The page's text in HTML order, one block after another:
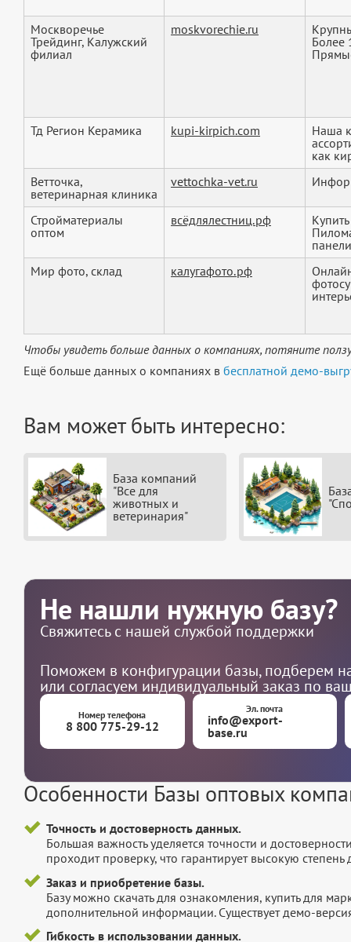
Москворечье
Трейдинг, Калужский
филиал
moskvorechie.ru
Более
Тд Регион Керамика kupi-kirpich.com
Наша
как
Ветточка,
ветеринарная клиника
vettochka-vet.ru
Стройматериалы
оптом
всёдлялестниц.рф
Мир фото, склад
калугафото.рф
Чтобы увидеть больше данных о компаниях, потяните
Ещё больше данных о компаниях в бесплатной демо-
Вам может быть интересно:
База компаний
"Все для
животных и
ветеринария"
Не нашли нужную базу?
Свяжитесь с нашей службой поддержки
Поможем в конфигурации базы, подберем
или согласуем индивидуальный заказ по
Номер телефона
8 800 775-29-12
Эл. почта
info@export-
base.ru
Особенности Базы оптовых
Точность и достоверность данных.
Большая важность уделяется точности и
проходит проверку, что гарантирует высокую
Заказ и приобретение базы.
Базу можно скачать для ознакомления, купить для
дополнительной информации. Существует демо-
Гибкость в использовании данных.